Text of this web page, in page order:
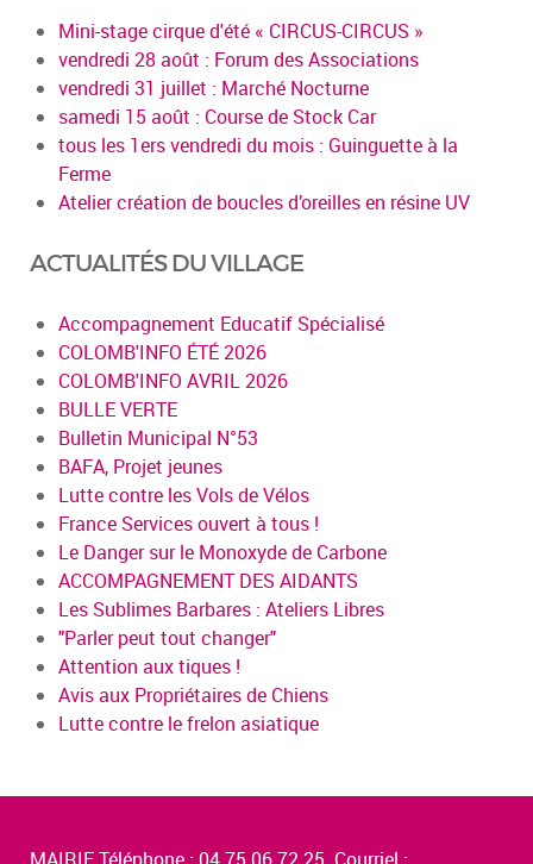
Mini-stage cirque d'été « CIRCUS-CIRCUS »
vendredi 28 août : Forum des Associations
vendredi 31 juillet : Marché Nocturne
samedi 15 août : Course de Stock Car
tous les 1ers vendredi du mois : Guinguette à la
Ferme
Atelier création de boucles d’oreilles en résine UV
ACTUALITÉS DU VILLAGE
Accompagnement Educatif Spécialisé
COLOMB'INFO ÉTÉ 2026
COLOMB'INFO AVRIL 2026
BULLE VERTE
Bulletin Municipal N°53
BAFA, Projet jeunes
Lutte contre les Vols de Vélos
France Services ouvert à tous !
Le Danger sur le Monoxyde de Carbone
ACCOMPAGNEMENT DES AIDANTS
Les Sublimes Barbares : Ateliers Libres
"Parler peut tout changer"
Attention aux tiques !
Avis aux Propriétaires de Chiens
Lutte contre le frelon asiatique